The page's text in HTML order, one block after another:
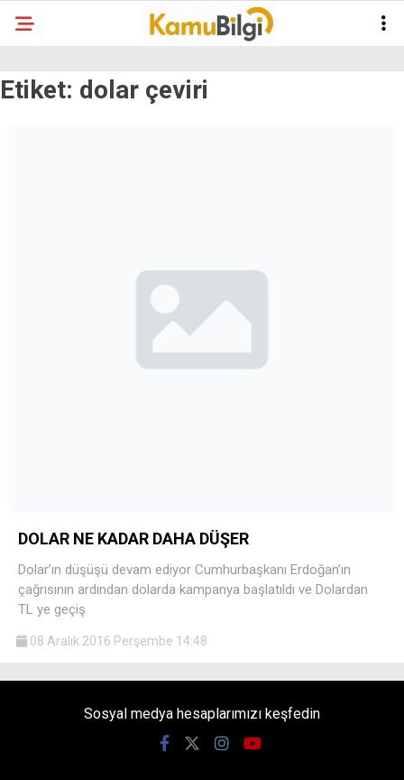
Etiket: dolar çeviri
DOLAR NE KADAR DAHA DÜŞER
Dolar’ın düşüşü devam ediyor Cumhurbaşkanı Erdoğan’ın
çağrısının ardından dolarda kampanya başlatıldı ve Dolardan
TL ye geçiş
08 Aralık 2016 Perşembe 14:48
Sosyal medya hesaplarımızı keşfedin